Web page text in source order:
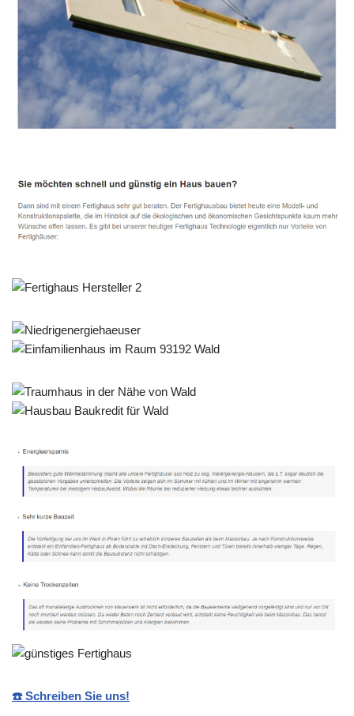
☎️ Schreiben Sie uns!